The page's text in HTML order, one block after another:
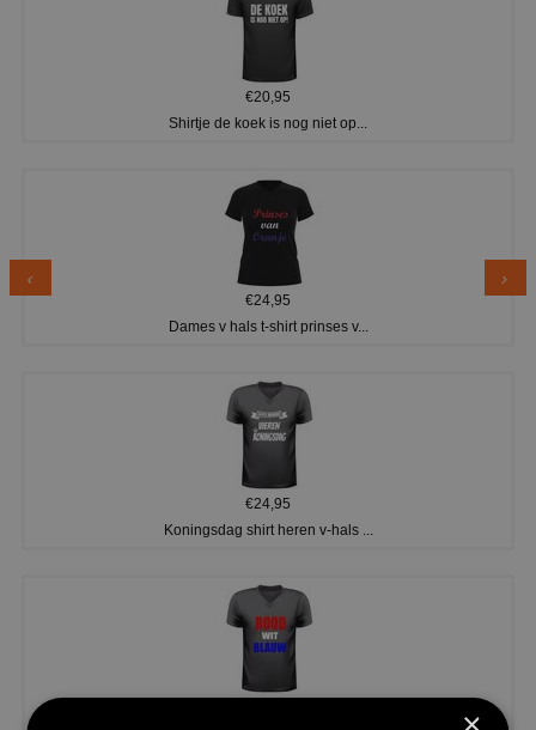
€20,95
Shirtje de koek is nog niet op...
€24,95
Dames v hals t-shirt prinses v...
€24,95
Koningsdag shirt heren v-hals ...